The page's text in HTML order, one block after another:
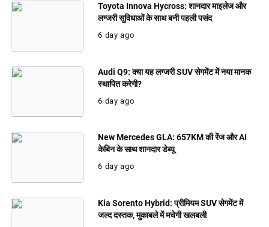
Toyota Innova Hycross: शानदार माइलेज और
लग्जरी सुविधाओं के साथ बनी पहली पसंद
6 day ago
Audi Q9: क्या यह लग्जरी SUV सेगमेंट में नया मानक
स्थापित करेगी?
6 day ago
New Mercedes GLA: 657KM की रेंज और AI
केबिन के साथ शानदार डेब्यू
6 day ago
Kia Sorento Hybrid: प्रीमियम SUV सेगमेंट में
जल्द दस्तक, मुकाबले में मचेगी खलबली